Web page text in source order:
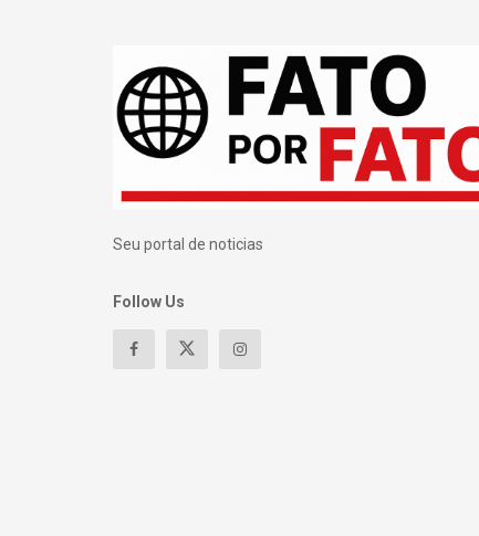
Seu portal de noticias
Follow Us